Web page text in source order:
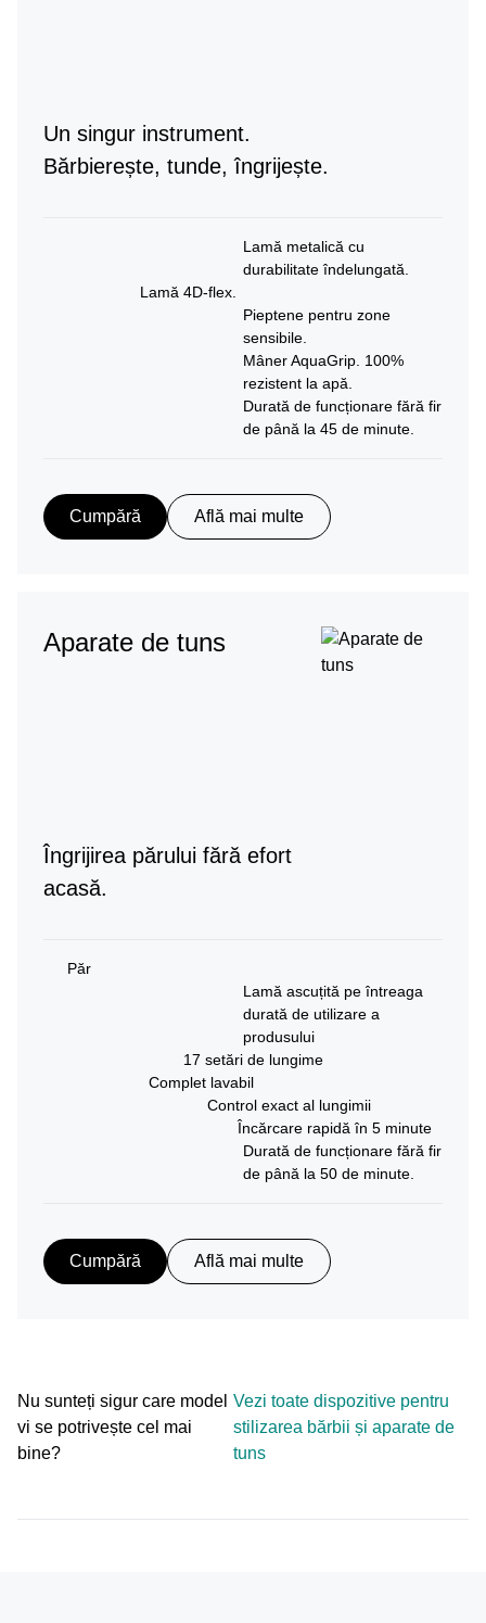
Un singur instrument.
Bărbierește, tunde, îngrijește.
Lamă metalică cu
durabilitate îndelungată.
Lamă 4D-flex.
Pieptene pentru zone
sensibile.
Mâner AquaGrip. 100%
rezistent la apă.
Durată de funcționare fără fir
de până la 45 de minute.
Cumpără Află mai multe
Aparate de tuns
Îngrijirea părului fără efort
acasă.
Păr
Lamă ascuțită pe întreaga
durată de utilizare a
produsului
17 setări de lungime
Complet lavabil
Control exact al lungimii
Încărcare rapidă în 5 minute
Durată de funcționare fără fir
de până la 50 de minute.
Cumpără Află mai multe
Nu sunteți sigur care model
vi se potrivește cel mai
bine?
Vezi toate dispozitive pentru
stilizarea bărbii și aparate de
tuns